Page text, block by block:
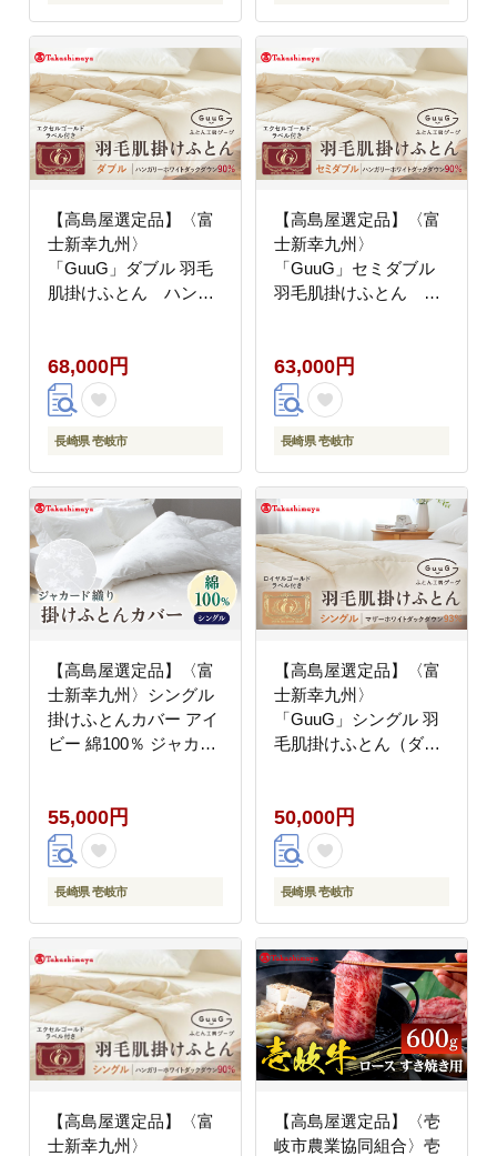
円
【高島屋選定品】〈富
士新幸九州〉
「GuuG」ダブル 羽毛
肌掛けふとん ハンガ
具 ダウンケット 布団
クール寝具 オールシー
ズン対応 羽毛布団 肌掛
け布団 国産 日本製
円
68,000円
長崎県 壱岐市
【高島屋選定品】〈富
士新幸九州〉
「GuuG」セミダブル
羽毛肌掛けふとん ハ
市》 寝具 ダウンケット
布団 クール寝具 オール
シーズン対応 羽毛布団
肌掛け布団 国産 日本製
円
63,000円
長崎県 壱岐市
【高島屋選定品】〈富
士新幸九州〉シングル
掛けふとんカバー アイ
ビー 綿100％ ジャカー
産 日本製 掛け布団
[JFJ067]
55,000円
長崎県 壱岐市
【高島屋選定品】〈富
士新幸九州〉
「GuuG」シングル 羽
毛肌掛けふとん（ダウ
《壱岐市》 50000
50000円 5万円
50,000円
長崎県 壱岐市
【高島屋選定品】〈富
士新幸九州〉
【高島屋選定品】〈壱
岐市農業協同組合〉壱